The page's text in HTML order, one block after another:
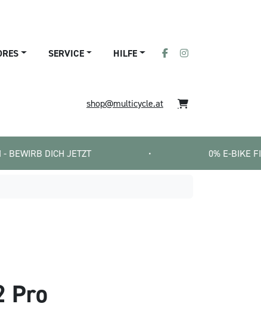
SERVICE HILFE
shop@multicycle.at
JETZT 0% E-BIKE
Pro